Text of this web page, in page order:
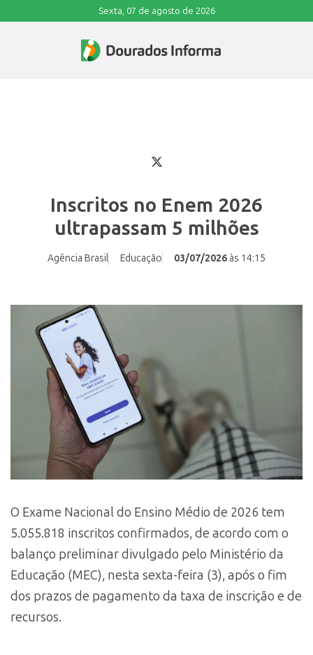
Sexta, 07 de agosto de 2026
Inscritos no Enem 2026
ultrapassam 5 milhões
Agência Brasil Educação 03/07/2026 às 14:15
O Exame Nacional do Ensino Médio de 2026 tem
5.055.818 inscritos confirmados, de acordo com o
balanço preliminar divulgado pelo Ministério da
Educação (MEC), nesta sexta-feira (3), após o fim
dos prazos de pagamento da taxa de inscrição e de
recursos.